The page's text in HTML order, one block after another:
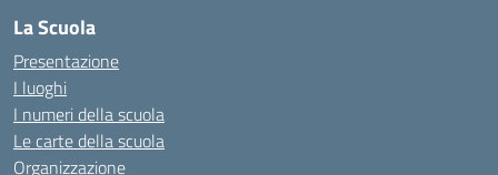
La Scuola
Presentazione
I luoghi
I numeri della scuola
Le carte della scuola
Organizzazione